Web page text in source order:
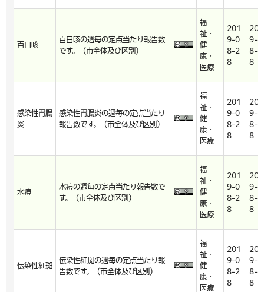
百日咳
百日咳の週毎の定点当たり報告数
です。（市全体及び区別）
福
祉・
健
康・
医療
201
9-0
8-2
8
201
9-0
8-2
8
感染性胃腸
炎
感染性胃腸炎の週毎の定点当たり
報告数です。（市全体及び区別）
福
祉・
健
康・
医療
201
9-0
8-2
8
201
9-0
8-2
8
水痘
水痘の週毎の定点当たり報告数で
す。（市全体及び区別）
福
祉・
健
康・
医療
201
9-0
8-2
8
201
9-0
8-2
8
伝染性紅斑
伝染性紅斑の週毎の定点当たり報
告数です。（市全体及び区別）
福
祉・
健
康・
医療
201
9-0
8-2
8
201
9-0
8-2
8